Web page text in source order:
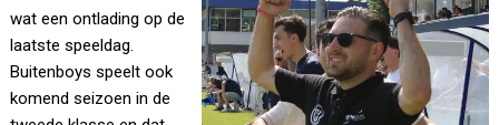
wat een ontlading op de
laatste speeldag.
Buitenboys speelt ook
komend seizoen in de